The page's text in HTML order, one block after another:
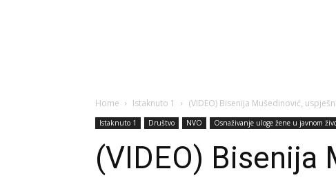
Home Istaknuto 1 (VIDEO) Bisenija Mušedinović,
Istaknuto 1 Društvo NVO Osnaživanje uloge žene u javnom
(VIDEO) Bisenija